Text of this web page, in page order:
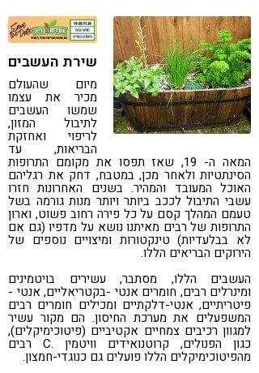
רגישות לגלוטן
טעים להכיר
קורונה
טבעונותשירת העשבים
מיום שהעולם
מכיר את עצמו
שמשו העשבים
לתיבול המזון,
לריפוי ואחזקת
הבריאות, עד
המאה ה- 19, שאז תפסו את מקומם התרופות
הסינתטיות ולאחר מכן, במטבח, דחק את רגליהם
האוכל המעובד והמהיר. בשנים האחרונות חזרו
עשבי התיבול לככב ביותר ויותר מנות גורמה בשל
טעמם המהלך קסם על כל פירה רחוב פשוט, וארון
התרופות של רבים מאיתנו נושא על מדפיו (גם אם
לא בבלעדיות) טינקטורות ומיצויים נוספים של
הירוקים הבריאים הללו.
העשבים הללו, מסתבר, עשירים בויטמינים
ומינרלים רבים, חומרים אנטי -בקטריאליים, אנטי -
פיטריתיים, אנטי-דלקתיים ומכילים חומרים רבים
המשפעלים את מערכת החיסון. הם מקור עשיר
למגוון רכיבים צמחיים אקטיביים (פיטוכימיקלים),
כגון הפנולים, קרוטנואידים וויטמין .C רבים
מהפיטוכימיקלים הללו פועלים גם כנוגדי-חמצון.